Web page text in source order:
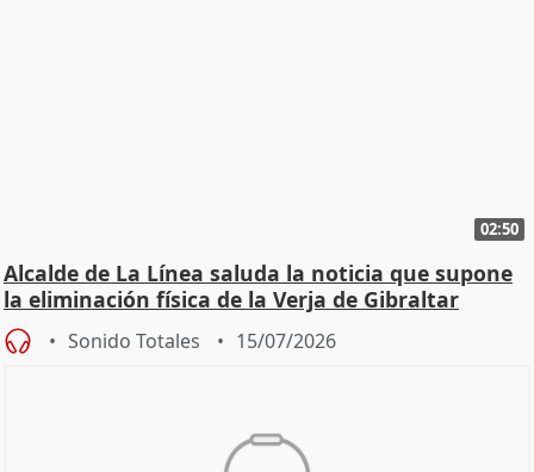
02:50
Alcalde de La Línea saluda la noticia que supone
la eliminación física de la Verja de Gibraltar
Sonido Totales 15/07/2026